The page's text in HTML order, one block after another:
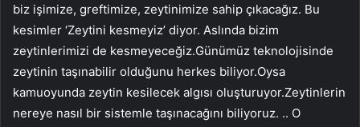
biz işimize, greftimize, zeytinimize sahip çıkacağız. Bu
kesimler ‘Zeytini kesmeyiz’ diyor. Aslında bizim
zeytinlerimizi de kesmeyeceğiz.Günümüz teknolojisinde
zeytinin taşınabilir olduğunu herkes biliyor.Oysa
kamuoyunda zeytin kesilecek algısı oluşturuyor.Zeytinlerin
nereye nasıl bir sistemle taşınacağını biliyoruz. .. O